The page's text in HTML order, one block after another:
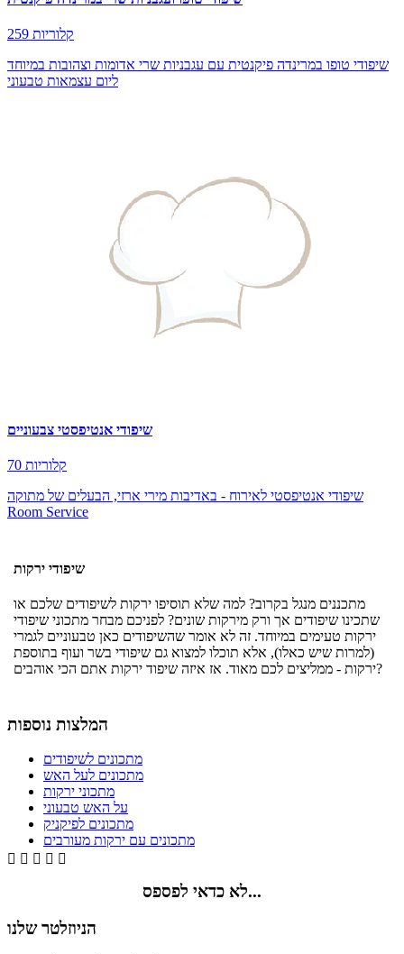
259 קלוריות
שיפודי טופו במרינדה פיקנטית עם עגבניות שרי אדומות וצהובות במיוחד
ליום עצמאות טבעוני
שיפודי אנטיפסטי צבעוניים
70 קלוריות
שיפודי אנטיפסטי לאירוח - באדיבות מירי ארזי, הבעלים של מתוקה
Room Service
שיפודי ירקות
מתכננים מנגל בקרוב? למה שלא תוסיפו ירקות לשיפודים שלכם או
שתכינו שיפודים אך ורק מירקות שונים? לפניכם מבחר מתכוני שיפודי
ירקות טעימים במיוחד. זה לא אומר שהשיפודים כאן טבעוניים לגמרי
(למרות שיש כאלו), אלא תוכלו למצוא גם שיפודי בשר ועוף בתוספת
ירקות - ממליצים לכם מאוד. אז איזה שיפוד ירקות אתם הכי אוהבים?
המלצות נוספות
מתכונים לשיפודים
מתכונים לעל האש
מתכוני ירקות
על האש טבעוני
מתכונים לפיקניק
מתכונים עם ירקות מעורבים
    
לא כדאי לפספס...
הניוזלטר שלנו